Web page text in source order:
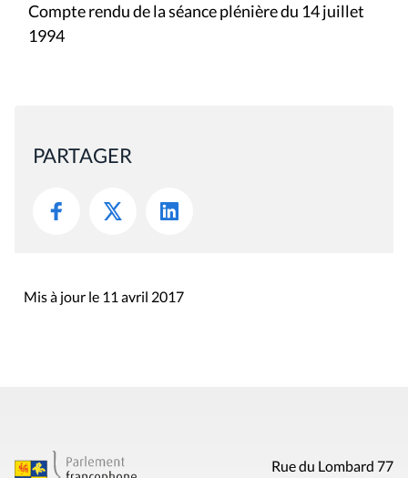
Compte rendu de la séance plénière du 14 juillet
1994
PARTAGER
Mis à jour le 11 avril 2017
Rue du Lombard 77